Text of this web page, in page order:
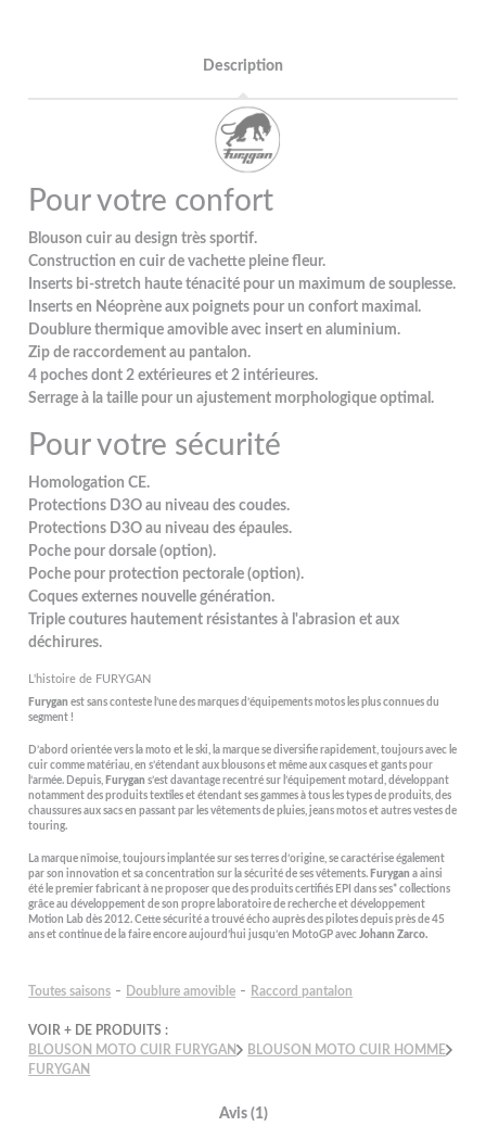
Description
Pour votre confort
Blouson cuir au design très sportif.
Construction en cuir de vachette pleine fleur.
Inserts bi-stretch haute ténacité pour un maximum de souplesse.
Inserts en Néoprène aux poignets pour un confort maximal.
Doublure thermique amovible avec insert en aluminium.
Zip de raccordement au pantalon.
4 poches dont 2 extérieures et 2 intérieures.
Serrage à la taille pour un ajustement morphologique optimal.
Pour votre sécurité
Homologation CE.
Protections D3O au niveau des coudes.
Protections D3O au niveau des épaules.
Poche pour dorsale (option).
Poche pour protection pectorale (option).
Coques externes nouvelle génération.
Triple coutures hautement résistantes à l'abrasion et aux
déchirures.
L'histoire de FURYGAN
Furygan est sans conteste l’une des marques d’équipements motos les plus connues du
segment !
D’abord orientée vers la moto et le ski, la marque se diversifie rapidement, toujours avec le
cuir comme matériau, en s’étendant aux blousons et même aux casques et gants pour
l’armée. Depuis, Furygan s’est davantage recentré sur l’équipement motard, développant
notamment des produits textiles et étendant ses gammes à tous les types de produits, des
chaussures aux sacs en passant par les vêtements de pluies, jeans motos et autres vestes de
touring.
La marque nîmoise, toujours implantée sur ses terres d’origine, se caractérise également
par son innovation et sa concentration sur la sécurité de ses vêtements. Furygan a ainsi
été le premier fabricant à ne proposer que des produits certifiés EPI dans ses* collections
grâce au développement de son propre laboratoire de recherche et développement
Motion Lab dès 2012. Cette sécurité a trouvé écho auprès des pilotes depuis près de 45
ans et continue de la faire encore aujourd’hui jusqu’en MotoGP avec Johann Zarco.
Toutes saisons - Doublure amovible - Raccord pantalon
VOIR + DE PRODUITS :
BLOUSON MOTO CUIR FURYGAN
BLOUSON MOTO CUIR HOMME
FURYGAN
Avis (1)